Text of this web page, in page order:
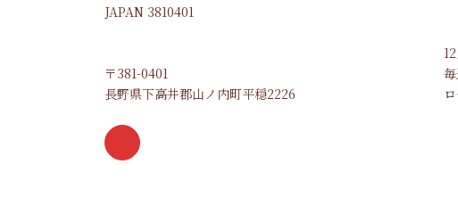
JAPAN 3810401
〒381-0401
長野県下高井郡山ノ内町平穏2226